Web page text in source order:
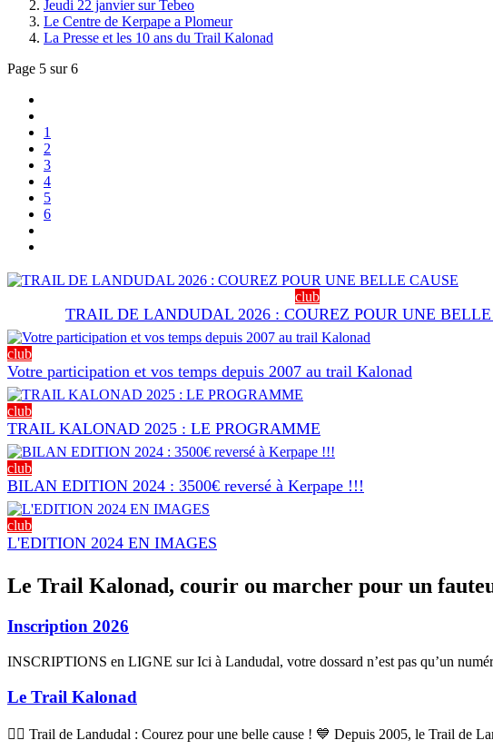
Jeudi 22 janvier sur Tebeo
Le Centre de Kerpape a Plomeur
La Presse et les 10 ans du Trail Kalonad
Page 5 sur 6
1
2
3
4
5
6
club
TRAIL DE LANDUDAL 2026 : COUREZ POUR UNE
club
Votre participation et vos temps depuis 2007 au trail Kalonad
club
TRAIL KALONAD 2025 : LE PROGRAMME
club
BILAN EDITION 2024 : 3500€ reversé à Kerpape !!!
club
L'EDITION 2024 EN IMAGES
Le Trail Kalonad, courir ou marcher pour un
Inscription 2026
INSCRIPTIONS en LIGNE sur Ici à Landudal, votre dossard n’est pas qu’un
Le Trail Kalonad
🏃‍♂️ Trail de Landudal : Courez pour une belle cause ! 💙 Depuis 2005, le Trail de